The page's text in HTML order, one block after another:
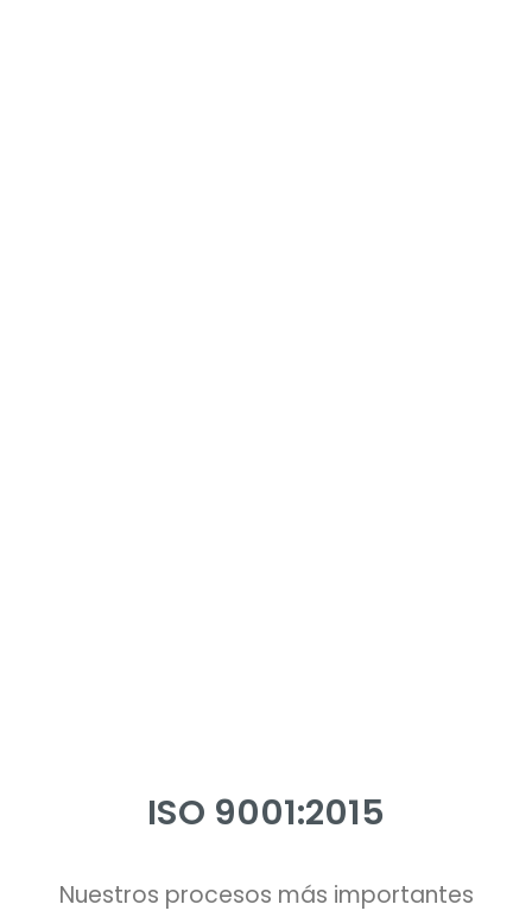
ISO 9001:2015
Nuestros procesos más importantes